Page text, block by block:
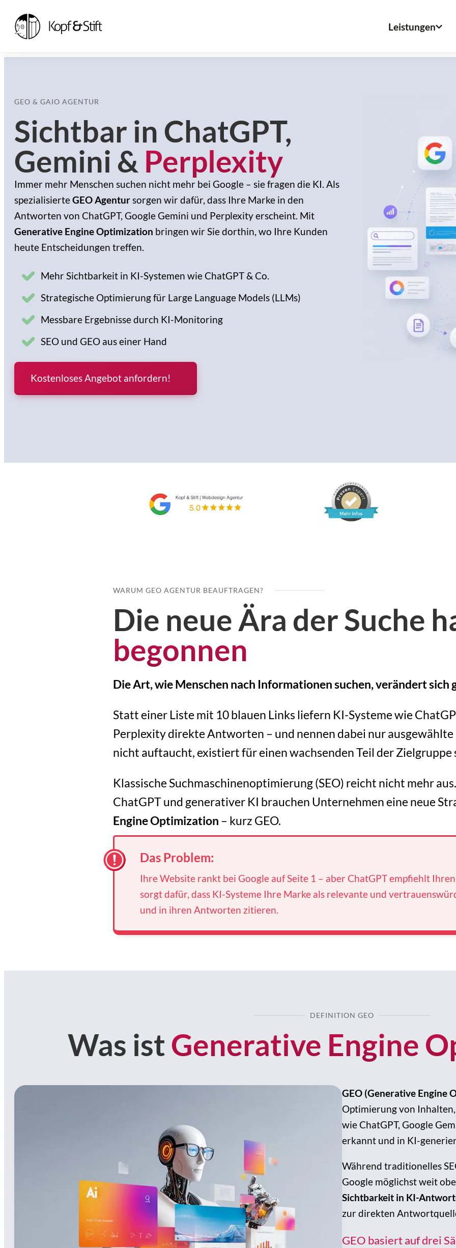
Leistungen
GEO & GAIO AGENTUR
Sichtbar in ChatGPT,
Gemini & Perplexity
Immer mehr Menschen suchen nicht mehr bei Google – sie fragen die KI. Als
spezialisierteGEO Agentursorgen wir dafür, dass Ihre Marke in den
Antworten von ChatGPT, Google Gemini und Perplexity erscheint. Mit
Generative Engine Optimization bringen wir Sie dorthin, wo Ihre Kunden
heute Entscheidungen treffen.
Mehr Sichtbarkeit in KI-Systemen wie ChatGPT & Co.
Strategische Optimierung für Large Language Models (LLMs)
Messbare Ergebnisse durch KI-Monitoring
SEO und GEO aus einer Hand
Kostenloses Angebot anfordern!
WARUM GEO AGENTUR BEAUFTRAGEN?
Die neue Ära der Suche
begonnen
Die Art, wie Menschen nach Informationen suchen, verändert sich
Statt einer Liste mit 10 blauen Links liefern KI-Systeme wie
Perplexity direkte Antworten – und nennen dabei nur
nicht auftaucht, existiert für einen wachsenden Teil der
Klassische Suchmaschinenoptimierung (SEO) reicht nicht mehr
ChatGPT und generativer KI brauchen Unternehmen eine neue
Engine Optimization – kurz GEO.
Das Problem:
Ihre Website rankt bei Google auf Seite 1 – aber ChatGPT empfiehlt
sorgt dafür, dass KI-Systeme Ihre Marke als relevante und
und in ihren Antworten zitieren.
DEFINITION GEO
Was istGenerative Engine
GEO (Generative Engine
Optimierung von
wie ChatGPT, Google
erkannt und in KI-
Während traditionelles
Google möglichst weit
Sichtbarkeit in KI-
zur direkten
GEO basiert auf drei